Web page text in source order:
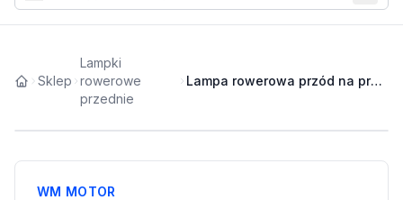
Sklep
Lampki
rowerowe
przednie
Lampa rowerowa przód na prądnice z podtrzymaniem
WM MOTOR